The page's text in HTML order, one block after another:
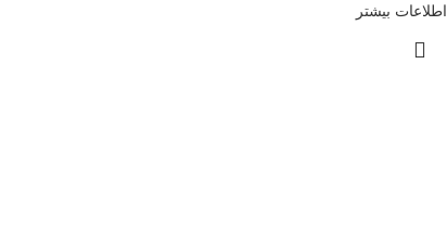
اطلاعات بیشتر